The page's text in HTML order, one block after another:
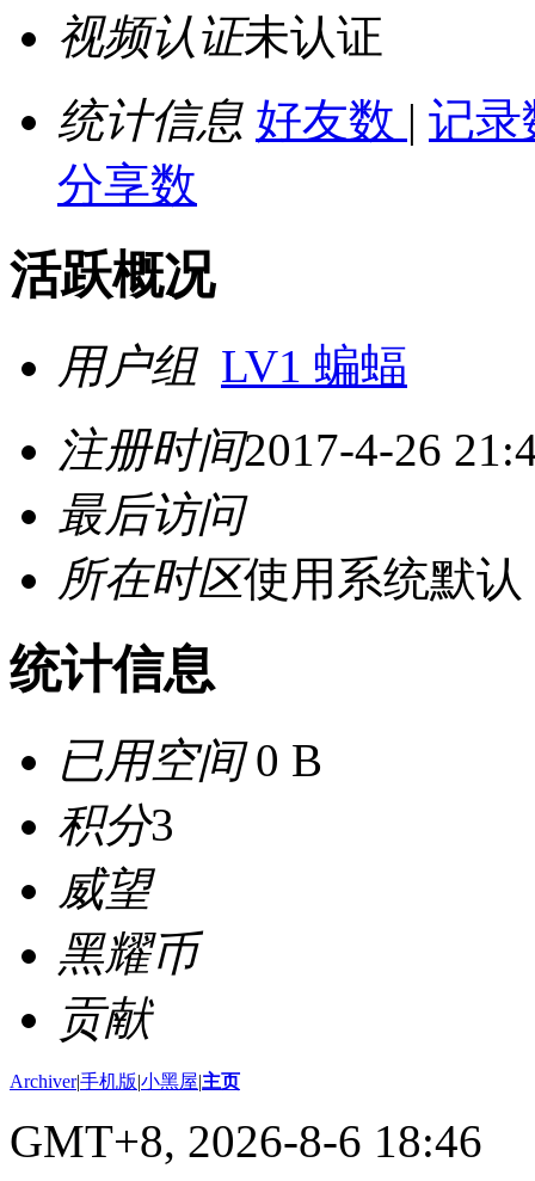
视频认证未认证
统计信息 好友数 | 记
分享数
活跃概况
用户组 LV1 蝙蝠
注册时间2017-4-26
最后访问
所在时区使用系统默认
统计信息
已用空间0 B
积分3
威望
黑耀币
贡献
Archiver|手机版|小黑屋|主页
GMT+8, 2026-8-6 18:46